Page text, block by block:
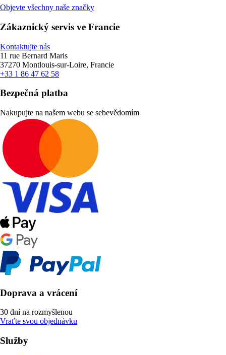
Objevte všechny naše značky
Zákaznický servis ve Francie
Kontaktujte nás
11 rue Bernard Maris
37270 Montlouis-sur-Loire, Francie
+33 1 86 47 62 58
Bezpečná platba
Nakupujte na našem webu se sebevědomím
Doprava a vrácení
30 dní na rozmyšlenou
Vraťte svou objednávku
Služby